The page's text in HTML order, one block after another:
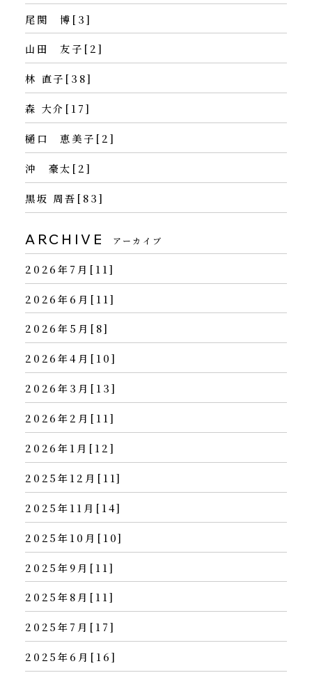
尾関 博[3]
山田 友子[2]
林 直子[38]
森 大介[17]
樋口 恵美子[2]
沖 豪太[2]
黒坂 周吾[83]
ARCHIVE アーカイブ
2026年7月[11]
2026年6月[11]
2026年5月[8]
2026年4月[10]
2026年3月[13]
2026年2月[11]
2026年1月[12]
2025年12月[11]
2025年11月[14]
2025年10月[10]
2025年9月[11]
2025年8月[11]
2025年7月[17]
2025年6月[16]